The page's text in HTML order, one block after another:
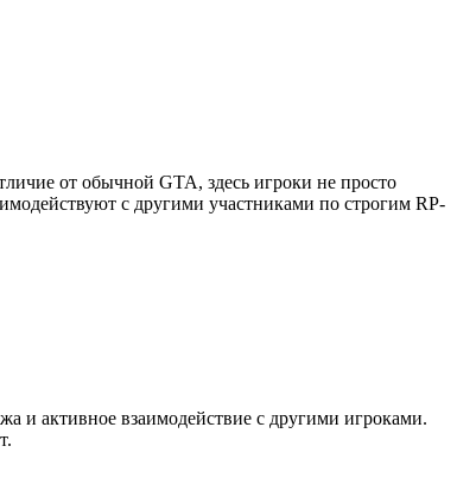
от обычной GTA, здесь игроки не просто
с другими участниками по строгим RP-
и активное взаимодействие с другими игроками.